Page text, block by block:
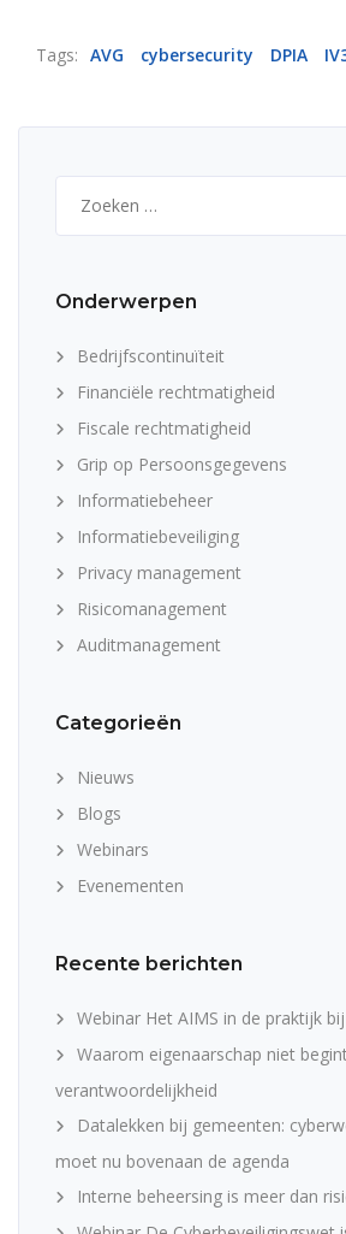
Tags: AVG cybersecurity DPIA
naar:
Onderwerpen
Bedrijfscontinuïteit
Financiële rechtmatigheid
Fiscale rechtmatigheid
Grip op Persoonsgegevens
Informatiebeheer
Informatiebeveiliging
Privacy management
Risicomanagement
Auditmanagement
Categorieën
Nieuws
Blogs
Webinars
Evenementen
Recente berichten
Webinar Het AIMS in de praktijk
Waarom eigenaarschap niet
verantwoordelijkheid
Datalekken bij gemeenten:
moet nu bovenaan de agenda
Interne beheersing is meer dan